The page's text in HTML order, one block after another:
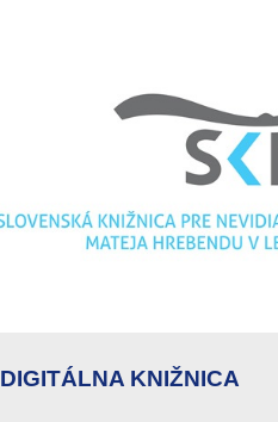
DIGITÁLNA KNIŽNICA